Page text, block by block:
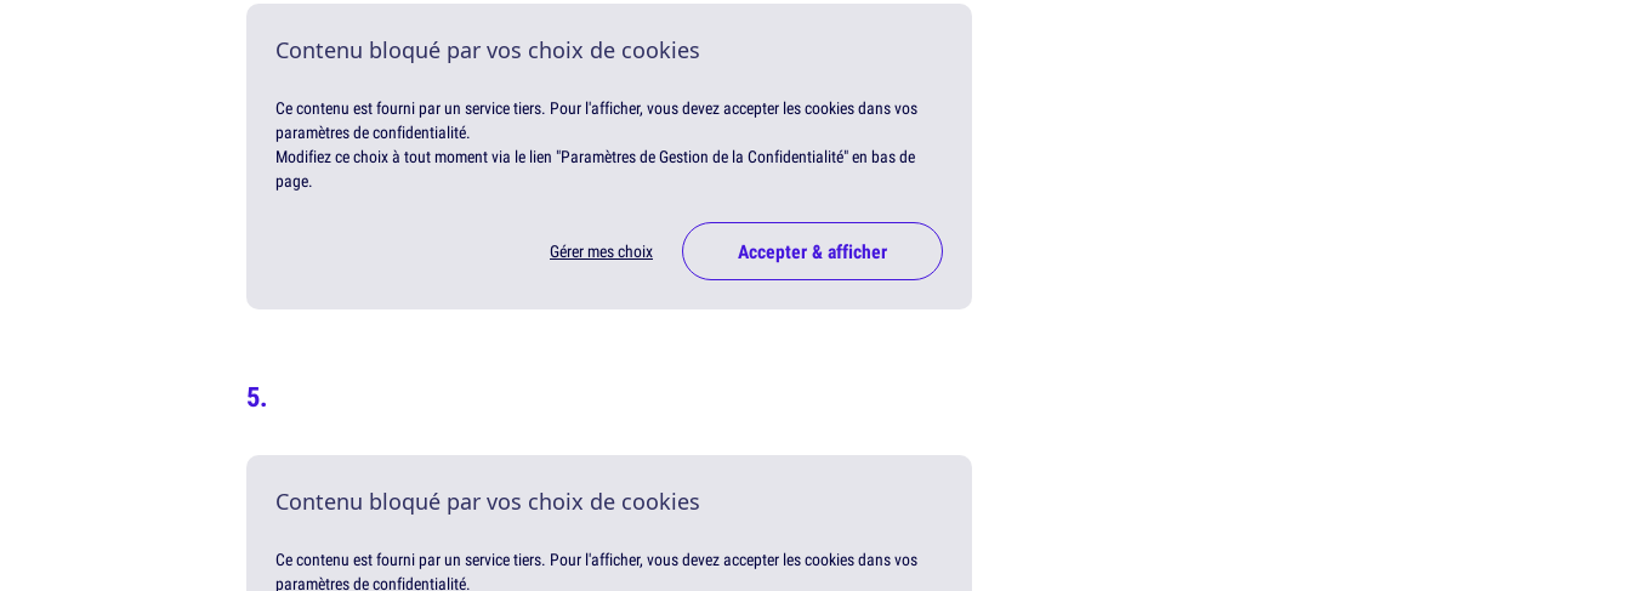
Contenu bloqué par vos choix de cookies
Ce contenu est fourni par un service tiers. Pour l'afficher, vous devez accepter les cookies dans vos
paramètres de confidentialité.
Modifiez ce choix à tout moment via le lien "Paramètres de Gestion de la Confidentialité" en bas de
page.
Gérer mes choix Accepter & afficher
Contenu bloqué par vos choix de cookies
Ce contenu est fourni par un service tiers. Pour l'afficher, vous devez accepter les cookies dans vos
paramètres de confidentialité.